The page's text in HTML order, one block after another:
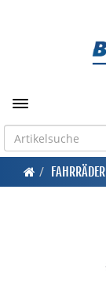
Toggle navigation
FAHRRÄDER